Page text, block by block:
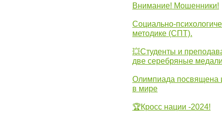
Внимание! Мошенники!
Социально-
методике (СПТ).
💥Студенты и
две серебряные
Олимпиада посвящена
в мире
🏆Кросс нации -2024!